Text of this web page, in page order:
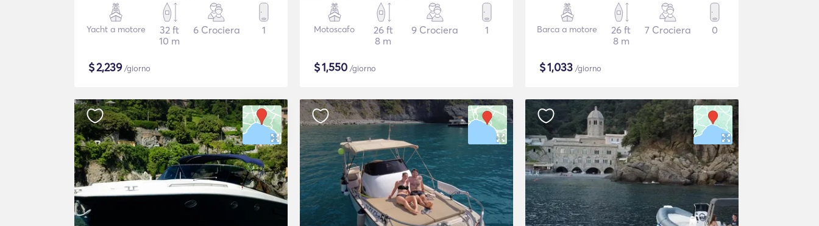
Yacht a motore
32 ft
10 m
6 Crociera 1
$2,239/giorno
Motoscafo
26 ft
8 m
9 Crociera 1
$1,550 /giorno
Barca a motore
26 ft
8 m
7 Crociera 0
$1,033 /giorno